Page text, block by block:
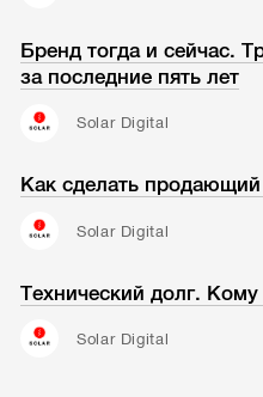
Бренд тогда и сейчас.
за последние пять лет
Solar Digital
Как сделать
Solar Digital
Технический долг.
Solar Digital